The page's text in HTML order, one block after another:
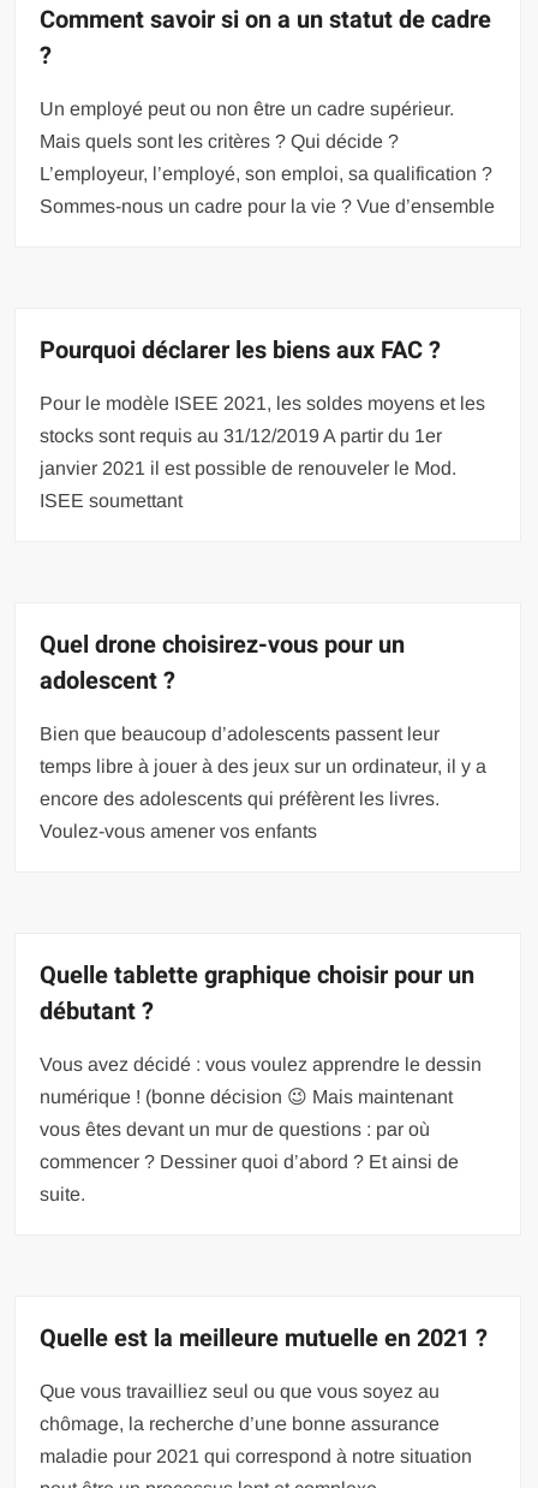
Comment savoir si on a un statut de cadre
?
Un employé peut ou non être un cadre supérieur.
Mais quels sont les critères ? Qui décide ?
L’employeur, l’employé, son emploi, sa qualification ?
Sommes-nous un cadre pour la vie ? Vue d’ensemble
Pourquoi déclarer les biens aux FAC ?
Pour le modèle ISEE 2021, les soldes moyens et les
stocks sont requis au 31/12/2019 A partir du 1er
janvier 2021 il est possible de renouveler le Mod.
ISEE soumettant
Quel drone choisirez-vous pour un
adolescent ?
Bien que beaucoup d’adolescents passent leur
temps libre à jouer à des jeux sur un ordinateur, il y a
encore des adolescents qui préfèrent les livres.
Voulez-vous amener vos enfants
Quelle tablette graphique choisir pour un
débutant ?
Vous avez décidé : vous voulez apprendre le dessin
numérique ! (bonne décision 😉 Mais maintenant
vous êtes devant un mur de questions : par où
commencer ? Dessiner quoi d’abord ? Et ainsi de
suite.
Quelle est la meilleure mutuelle en 2021 ?
Que vous travailliez seul ou que vous soyez au
chômage, la recherche d’une bonne assurance
maladie pour 2021 qui correspond à notre situation